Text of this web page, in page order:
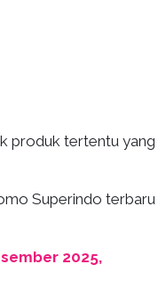
produk tertentu yang
Superindo terbaru
2025,